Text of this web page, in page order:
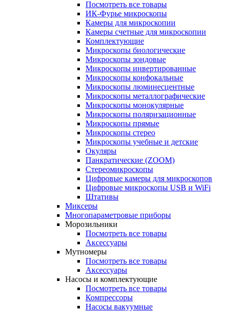
Посмотреть все товары
ИК-Фурье микроскопы
Камеры для микроскопии
Камеры счетные для микроскопии
Комплектующие
Микроскопы биологические
Микроскопы зондовые
Микроскопы инвертированные
Микроскопы конфокальные
Микроскопы люминесцентные
Микроскопы металлографические
Микроскопы монокулярные
Микроскопы поляризационные
Микроскопы прямые
Микроскопы стерео
Микроскопы учебные и детские
Окуляры
Панкратические (ZOOM)
Стереомикроскопы
Цифровые камеры для микроскопов
Цифровые микроскопы USB и WiFi
Штативы
Миксеры
Многопараметровые приборы
Морозильники
Посмотреть все товары
Аксессуары
Мутномеры
Посмотреть все товары
Аксессуары
Насосы и комплектующие
Посмотреть все товары
Компрессоры
Насосы вакуумные